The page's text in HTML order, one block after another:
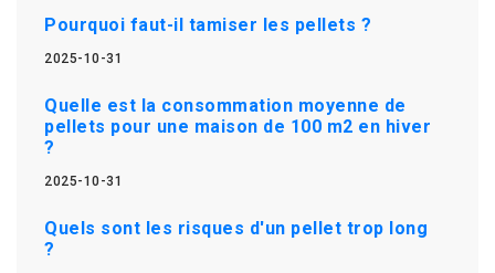
Pourquoi faut-il tamiser les pellets ?
2025-10-31
Quelle est la consommation moyenne de
pellets pour une maison de 100 m2 en hiver
?
2025-10-31
Quels sont les risques d'un pellet trop long
?